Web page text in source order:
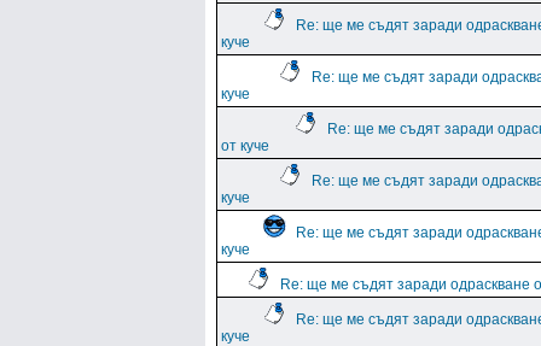
Re: ще ме съдят заради
куче
Re: ще ме съдят заради
куче
Re: ще ме съдят заради
от куче
Re: ще ме съдят заради
куче
Re: ще ме съдят заради
куче
Re: ще ме съдят заради одраскване
Re: ще ме съдят заради
куче